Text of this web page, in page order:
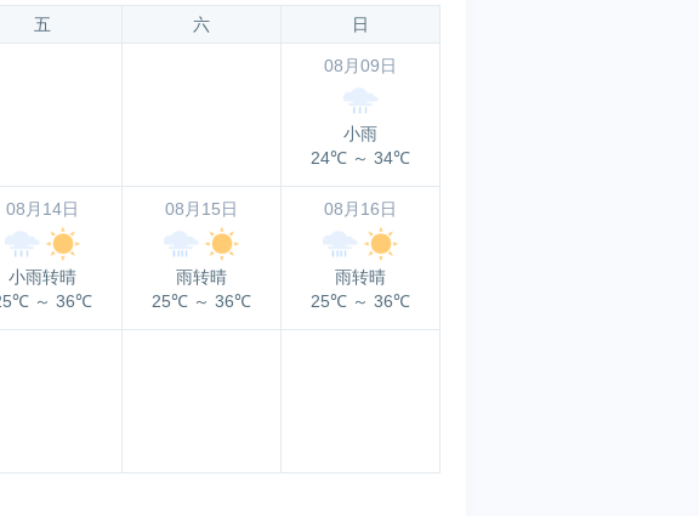
五 六 日
08月09日
小雨
24℃ ～ 34℃
08月14日
小雨转晴
～ 36℃
08月15日
雨转晴
25℃ ～ 36℃
08月16日
雨转晴
25℃ ～ 36℃